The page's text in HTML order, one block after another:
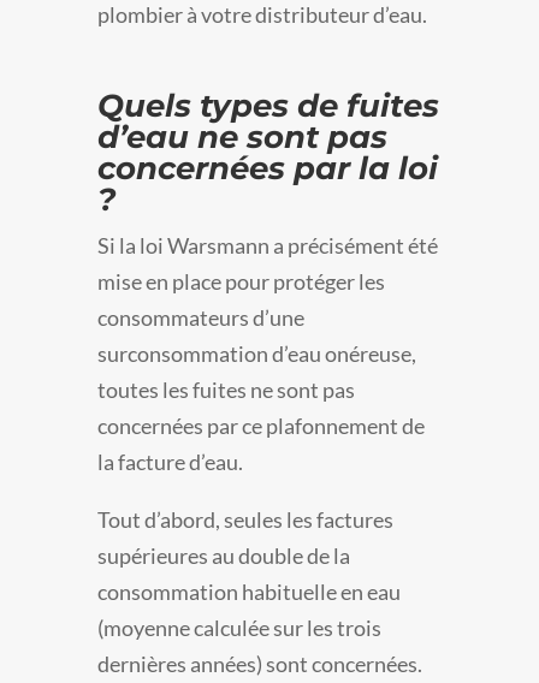
plombier à votre distributeur d’eau.
Quels types de fuites
d’eau ne sont pas
concernées par la loi
?
Si la loi Warsmann a précisément été
mise en place pour protéger les
consommateurs d’une
surconsommation d’eau onéreuse,
toutes les fuites ne sont pas
concernées par ce plafonnement de
la facture d’eau.
Tout d’abord, seules les factures
supérieures au double de la
consommation habituelle en eau
(moyenne calculée sur les trois
dernières années) sont concernées.